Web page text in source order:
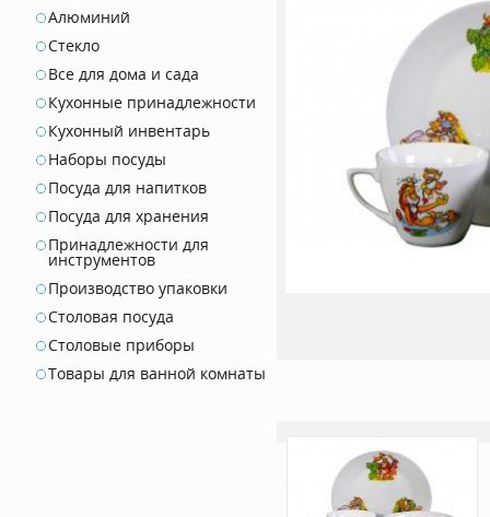
Алюминий
Стекло
Все для дома и сада
Кухонные принадлежности
Кухонный инвентарь
Наборы посуды
Посуда для напитков
Посуда для хранения
Принадлежности для
инструментов
Производство упаковки
Столовая посуда
Столовые приборы
Товары для ванной комнаты